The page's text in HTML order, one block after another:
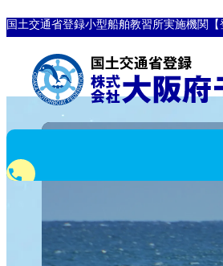
国土交通省登録小型船舶教習所実施機関【
phone
0120-10-8907